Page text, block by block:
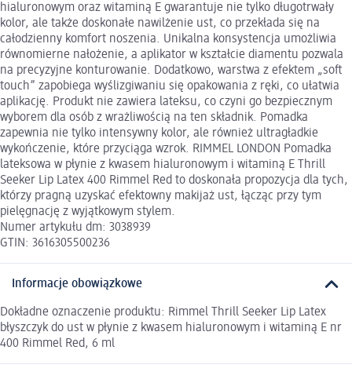
hialuronowym oraz witaminą E gwarantuje nie tylko długotrwały
kolor, ale także doskonałe nawilżenie ust, co przekłada się na
całodzienny komfort noszenia. Unikalna konsystencja umożliwia
równomierne nałożenie, a aplikator w kształcie diamentu pozwala
na precyzyjne konturowanie. Dodatkowo, warstwa z efektem „soft
touch” zapobiega wyślizgiwaniu się opakowania z ręki, co ułatwia
aplikację. Produkt nie zawiera lateksu, co czyni go bezpiecznym
wyborem dla osób z wrażliwością na ten składnik. Pomadka
zapewnia nie tylko intensywny kolor, ale również ultragładkie
wykończenie, które przyciąga wzrok. RIMMEL LONDON Pomadka
lateksowa w płynie z kwasem hialuronowym i witaminą E Thrill
Seeker Lip Latex 400 Rimmel Red to doskonała propozycja dla tych,
którzy pragną uzyskać efektowny makijaż ust, łącząc przy tym
pielęgnację z wyjątkowym stylem.
Numer artykułu dm: 3038939
GTIN: 3616305500236
Informacje obowiązkowe
Dokładne oznaczenie produktu: Rimmel Thrill Seeker Lip Latex
błyszczyk do ust w płynie z kwasem hialuronowym i witaminą E nr
400 Rimmel Red, 6 ml